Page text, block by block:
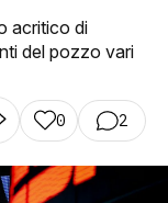
acritico di
del pozzo vari
0 2